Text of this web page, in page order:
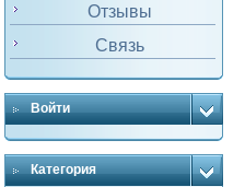
Отзывы
Связь
Войти
Категория